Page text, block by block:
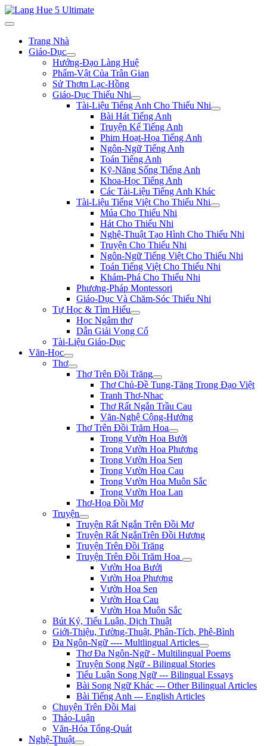
Trang Nhà
Giáo-Dục
Hướng-Đạo Làng Huệ
Phẩm-Vật Của Trân Gian
Sử Thơm Lạc-Hồng
Giáo-Dục Thiếu Nhi
Tài-Liệu Tiếng Anh Cho Thiếu Nhi
Bài Hát Tiếng Anh
Truyện Kể Tiếng Anh
Phim Hoạt-Họa Tiếng Anh
Ngôn-Ngữ Tiếng Anh
Toán Tiếng Anh
Kỹ-Năng Sống Tiếng Anh
Khoa-Học Tiếng Anh
Các Tài-Liệu Tiếng Anh Khác
Tài-Liệu Tiếng Việt Cho Thiếu Nhi
Múa Cho Thiếu Nhi
Hát Cho Thiếu Nhi
Nghệ-Thuật Tạo Hình Cho Thiếu Nhi
Truyện Cho Thiếu Nhi
Ngôn-Ngữ Tiếng Việt Cho Thiếu Nhi
Toán Tiếng Việt Cho Thiếu Nhi
Khám-Phá Cho Thiếu Nhi
Phương-Pháp Montessori
Giáo-Dục Và Chăm-Sóc Thiếu Nhi
Tự Học & Tìm Hiểu
Học Ngâm thơ
Dẫn Giải Vọng Cổ
Tài-Liệu Giáo-Dục
Văn-Học
Thơ
Thơ Trên Đồi Trăng
Thơ Chủ-Đề Tung-Tăng Trong Đạo Việt
Tranh Thơ-Nhac
Thơ Rất Ngắn Trầu Cau
Văn-Nghệ Cộng-Hưởng
Thơ Trên Đồi Trăm Hoa
Trong Vườn Hoa Bưởi
Trong Vườn Hoa Phượng
Trong Vườn Hoa Sen
Trong Vườn Hoa Cau
Trong Vườn Hoa Muôn Sắc
Trong Vườn Hoa Lan
Thơ-Họa Đồi Mơ
Truyện
Truyện Rất Ngắn Trên Đồi Mơ
Truyện Rất NgắnTrên Đồi Hương
Truyện Trên Đồi Trăng
Truyện Trên Đồi Trăm Hoa
Vườn Hoa Bưởi
Vườn Hoa Phượng
Vườn Hoa Sen
Vườn Hoa Cau
Vườn Hoa Muôn Sắc
Bút Ký, Tiểu Luận, Dịch Thuật
Giới-Thiệu, Tường-Thuật, Phân-Tích, Phê-Bình
Đa Ngôn-Ngữ ---- Multlingual Articles
Thơ Đa Ngôn-Ngữ - Multilingual Poems
Truyện Song Ngữ - Bilingual Stories
Tiểu Luận Song Ngữ --- Bilingual Essays
Bài Song Ngữ Khác --- Other Bilingual Articles
Bài Tiếng Anh --- English Articles
Chuyện Trên Đồi Mai
Thảo-Luận
Văn-Hóa Tổng-Quát
Nghệ-Thuật